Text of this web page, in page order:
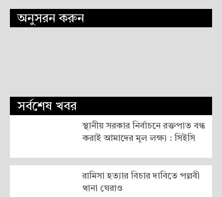
অনুসরন করুন
সর্বশেষ খবর
স্থানীয় সরকার নির্বাচনে রক্তপাত বন্ধ
করাই আমাদের মূল লক্ষ্য : সিইসি
রামিসা হত্যার বিচার দাবিতে পল্লবী
থানা ঘেরাও